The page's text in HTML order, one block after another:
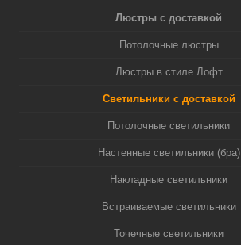
Люстры с доставкой
Потолочные люстры
Люстры в стиле Лофт
Светильники с доставкой
Потолочные светильники
Настенные светильники (бра)
Накладные светильники
Встраиваемые светильники
Точечные светильники